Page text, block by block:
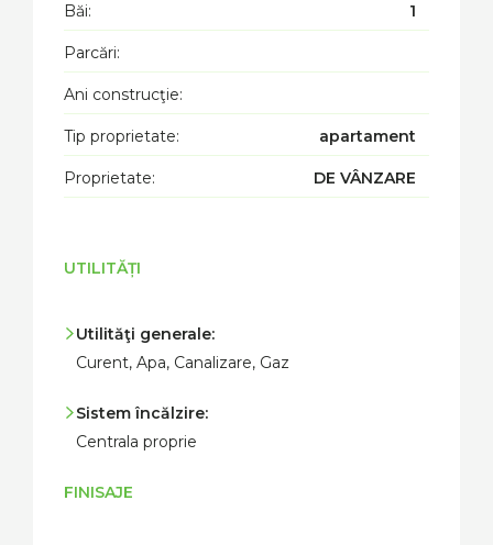
Băi: 1
Parcări:
Ani construcţie:
Tip proprietate: apartament
Proprietate: DE VÂNZARE
UTILITĂȚI
Utilităţi generale:
Curent, Apa, Canalizare, Gaz
Sistem încălzire:
Centrala proprie
FINISAJE